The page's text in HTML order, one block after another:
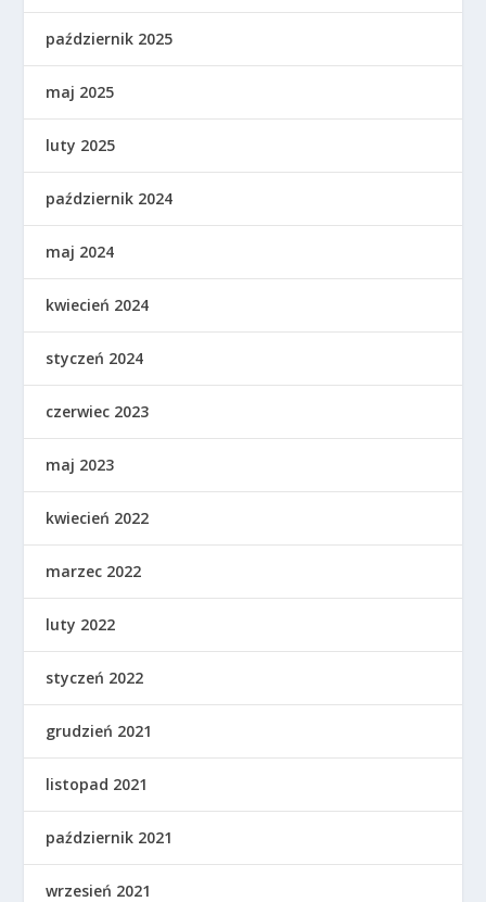
październik 2025
maj 2025
luty 2025
październik 2024
maj 2024
kwiecień 2024
styczeń 2024
czerwiec 2023
maj 2023
kwiecień 2022
marzec 2022
luty 2022
styczeń 2022
grudzień 2021
listopad 2021
październik 2021
wrzesień 2021